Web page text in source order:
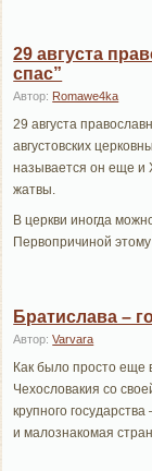
29 августа
спас”
Автор: Romawe4ka
29 августа
августовских
называется он еще и
жатвы.
В церкви иногда
Первопричиной
Братислава –
Автор:Varvara
Как было просто еще
Чехословакия со
крупного
и малознакомая